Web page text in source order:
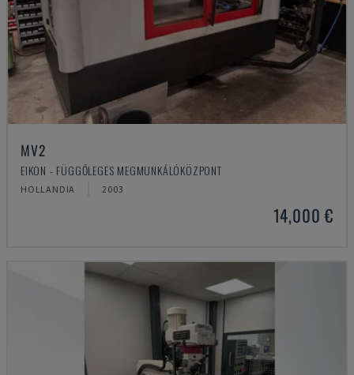
MV2
EIKON - FÜGGŐLEGES MEGMUNKÁLÓKÖZPONT
HOLLANDIA 2003
14,000 €